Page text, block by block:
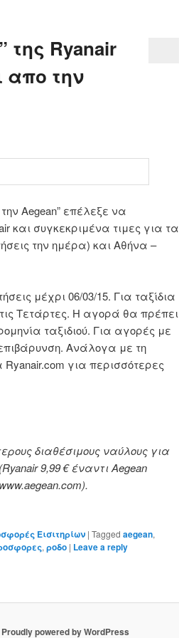
της Ryanair
απο την
Aegean” επέλεξε να
και συγκεκριμένα τιμες για τα
την ημέρα) και Αθήνα –
μέχρι 06/03/15. Για ταξίδια
τις Τετάρτες. Η αγορά θα πρέπει
ταξιδιού. Για αγορές με
Ανάλογα με τη
Ryanair.com για περισσότερες
διαθέσιμους ναύλους για
9,99 € έναντι Aegean
Εισιτηρίων | Tagged aegean,
,ροδο | Leave a reply
Proudly powered by WordPress